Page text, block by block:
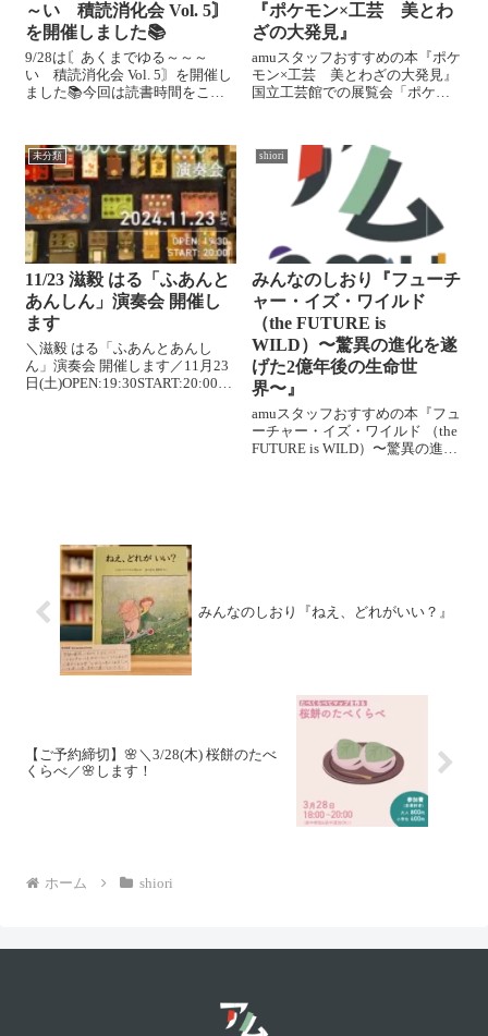
～い 積読消化会 Vol. 5〙
を開催しました📚️
9/28は〘あくまでゆる～～～
い 積読消化会 Vol. 5〙を開催し
ました📚️今回は読書時間をこれ
者7名が今回持って来た積読本
は…新たに就く業界の勉強にな
る本や、著者の講演に行って著...
『ポケモン×工芸 美とわ
ざの大発見』
amuスタッフおすすめの本『ポケ
モン×工芸 美とわざの大発見』
国立工芸館での展覧会「ポケモ
を魅了するポケモンと日本の工
芸の掛け合わせにアーティスト
が真っ向から向き合うとこうな
るのか！！...
未分類
11/23 滋毅 はる「ふあんと
あんしん」演奏会 開催し
ます
＼滋毅 はる「ふあんとあんし
ん」演奏会 開催します／11月23
日(土)OPEN:19:30START:20:00金
shiori
みんなのしおり『フューチ
ャー・イズ・ワイルド
（the FUTURE is
WILD）〜驚異の進化を遂
げた2億年後の生命世
界〜』
amuスタッフおすすめの本『フュ
ーチャー・イズ・ワイルド （the
FUTURE is WILD）〜驚異の進化
みんなのしおり『ねえ、どれがいい？』
【ご予約締切】🌸＼3/28(木) 桜餅のたべ
くらべ／🌸します！
ホーム shiori